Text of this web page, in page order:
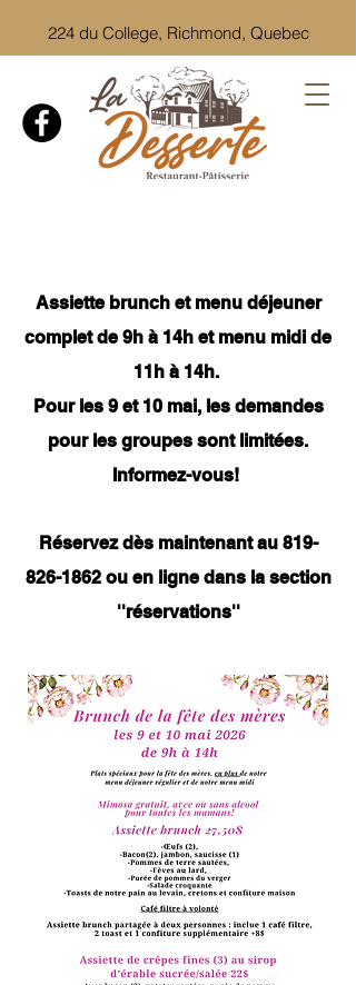
224 du College, Richmond, Quebec
Assiette brunch et menu déjeuner
complet de 9h à 14h et menu midi de
11h à 14h.
Pour les 9 et 10 mai, les demandes
pour les groupes sont limitées.
Informez-vous!
Réservez dès maintenant au 819-
826-1862ou en ligne dans la section
''réservations''